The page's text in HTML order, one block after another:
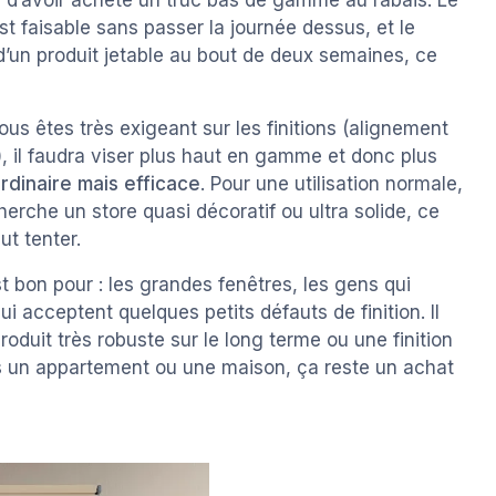
faisable sans passer la journée dessus, et le
produit jetable au bout de deux semaines, ce
êtes très exigeant sur les finitions (alignement
faudra viser plus haut en gamme et donc plus
mais efficace. Pour une utilisation normale,
un store quasi décoratif ou ultra solide, ce
tenter.
bon pour : les grandes fenêtres, les gens qui
acceptent quelques petits défauts de finition. Il
très robuste sur le long terme ou une finition
appartement ou une maison, ça reste un achat